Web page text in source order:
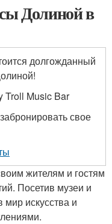
Долиной в
долгожданный
Troll Music Bar
свое
жителям и гостям
Посетив музеи и
мир искусства и